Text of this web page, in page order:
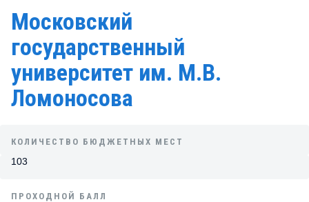
Московский
государственный
университет им. М.В.
Ломоносова
КОЛИЧЕСТВО БЮДЖЕТНЫХ МЕСТ
103
ПРОХОДНОЙ БАЛЛ